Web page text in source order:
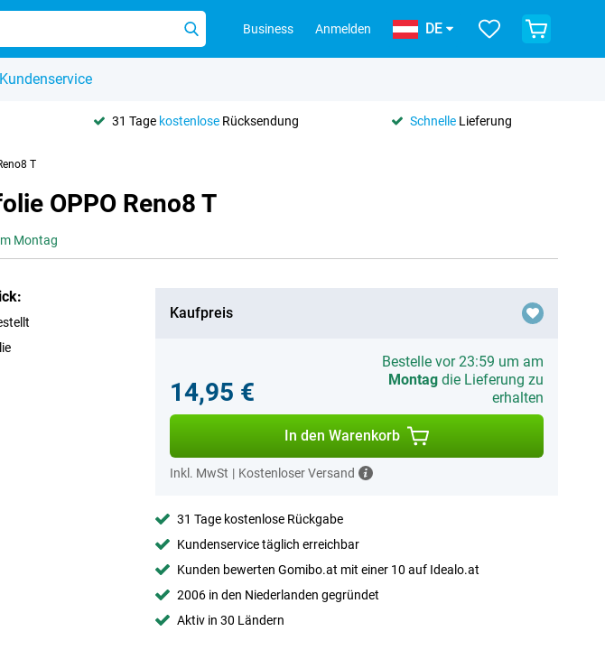
Business Anmelden DE
Kundenservice
31 Tage kostenloseRücksendung SchnelleLieferung
T
OPPO Reno8 T
Montag
Kaufpreis
14,95 €
Bestelle vor 23:59 um am
Montagdie Lieferung zu
erhalten
In den Warenkorb
Inkl. MwSt | Kostenloser Versand
31 Tage kostenlose Rückgabe
Kundenservice täglich erreichbar
Kunden bewerten Gomibo.at mit einer 10 auf Idealo.at
2006 in den Niederlanden gegründet
Aktiv in 30 Ländern